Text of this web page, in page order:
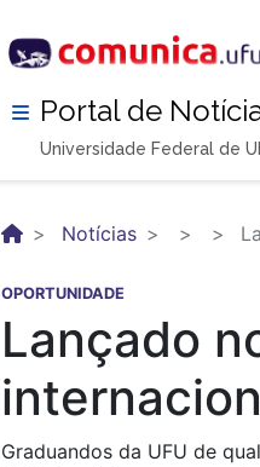
Portal de
Universidade Federal de
Notícias
OPORTUNIDADE
Lançado
Graduandos da UFU de